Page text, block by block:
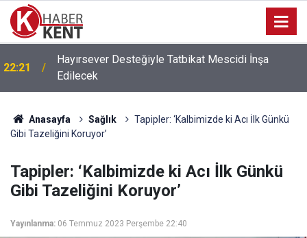
22:21
Hayırsever Desteğiyle Tatbikat Mescidi İnşa
Edilecek
Anasayfa Sağlık
Tapipler: ‘Kalbimizde ki Acı İlk Günkü
Gibi Tazeliğini Koruyor’
Tapipler: ‘Kalbimizde ki Acı İlk Günkü
Gibi Tazeliğini Koruyor’
Yayınlanma: 06 Temmuz 2023 Perşembe 22:40